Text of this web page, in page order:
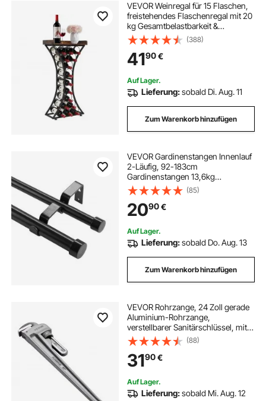
VEVOR Weinregal für 15 Flaschen,
freistehendes Flaschenregal mit 20
kg Gesamtbelastbarkeit &
Glashalter & Holzplatte,
Weinflaschenständer für Küche
Weinkeller Bar Wohnzimmer,
Weinflaschenhalter Schwarz
(388)
4190€
Auf Lager.
Lieferung:sobald Di. Aug. 11
Zum Warenkorb hinzufügen
VEVOR Gardinenstangen Innenlauf
2-Läufig, 92-183cm
Gardinenstangen 13,6kg
Tragfähigkeit Verstellbar mit
Abgerundetem Kopf & Halterung -
Dekorative Fenster für
Wohnzimmer Schlafzimmer
Fenster / Schwarz
(85)
2090€
Auf Lager.
Lieferung:sobald Do. Aug. 13
Zum Warenkorb hinzufügen
VEVOR Rohrzange, 24 Zoll gerade
Aluminium-Rohrzange,
verstellbarer Sanitärschlüssel, mit
hochfester Backe und
ergonomischem Griff, leicht zu
tragen, aufhängbares Design, für
Wasserleitungen
(88)
3190€
Auf Lager.
Lieferung:sobald Mi. Aug. 12